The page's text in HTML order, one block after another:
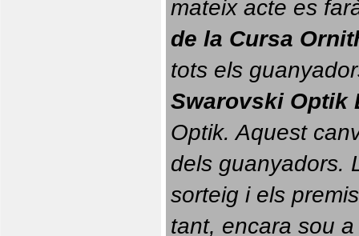
mateix acte es
de la Cursa
tots els
Swarovski Optik
Optik. Aquest
dels guanyadors.
sorteig i els
tant, encara sou